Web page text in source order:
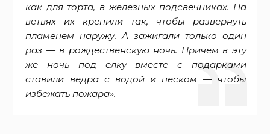
как для торта, в железных подсвечниках. На
ветвях их крепили так, чтобы развернуть
пламенем наружу. А зажигали только один
раз — в рождественскую ночь. Причём в эту
же ночь под елку вместе с подарками
ставили ведра с водой и песком — чтобы
избежать пожара».